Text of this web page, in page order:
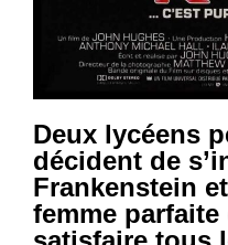
Deux lycéens
décident de
Frankenstein
femme